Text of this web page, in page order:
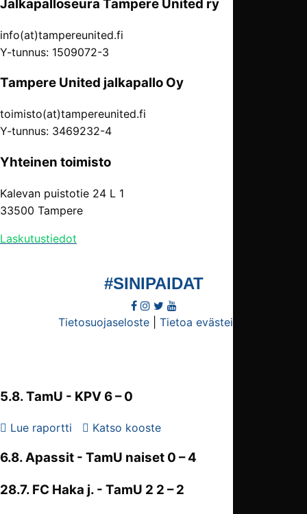
Jalkapalloseura Tampere United ry
info(at)tampereunited.fi
Y-tunnus: 1509072-3
Tampere United jalkapallo Oy
toimisto(at)tampereunited.fi
Y-tunnus: 3469232-4
Yhteinen toimisto
Kalevan puistotie 24 L 1
33500 Tampere
Laskutustiedot
#SINIPAIDAT
Tietosuojaseloste Tietoa evästeistä
5.8.TamU - KPV 6 – 0
Lue raportti Katso kooste
6.8. Apassit - TamU naiset 0 – 4
28.7. FC Haka j. - TamU 2 2 – 2